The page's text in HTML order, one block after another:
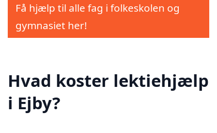
Få hjælp til alle fag i folkeskolen og
gymnasiet her!
Hvad koster lektiehjælp
i Ejby?